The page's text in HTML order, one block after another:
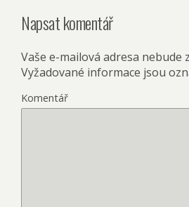
Napsat komentář
Vaše e-mailová adresa nebude
Vyžadované informace jsou
Komentář